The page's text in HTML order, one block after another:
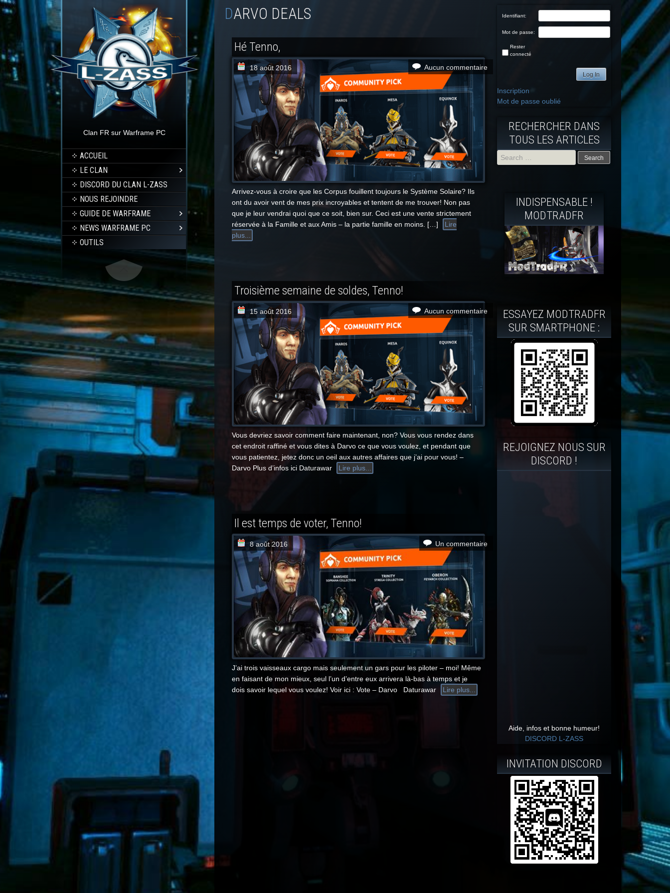
Clan FR sur Warframe PC
ACCUEIL
LE CLAN
DISCORD DU CLAN L-ZASS
NOUS REJOINDRE
GUIDE DE WARFRAME
NEWS WARFRAME PC
OUTILS
DARVO DEALS
Hé Tenno,
18 août 2016 Aucun commentaire
Arrivez-vous à croire que les Corpus fouillent toujours le Système Solaire? Ils
ont du avoir vent de mes prix incroyables et tentent de me trouver! Non pas
que je leur vendrai quoi que ce soit, bien sur. Ceci est une vente strictement
réservée à la Famille et aux Amis – la partie famille en moins. […]
Lire
plus...
Troisième semaine de soldes, Tenno!
15 août 2016 Aucun commentaire
Vous devriez savoir comment faire maintenant, non? Vous vous rendez dans
cet endroit raffiné et vous dites à Darvo ce que vous voulez, et pendant que
vous patientez, jetez donc un oeil aux autres affaires que j’ai pour vous! –
Darvo Plus d’infos ici Daturawar
Lire plus...
Il est temps de voter, Tenno!
8 août 2016 Un commentaire
J’ai trois vaisseaux cargo mais seulement un gars pour les piloter – moi! Même
en faisant de mon mieux, seul l’un d’entre eux arrivera là-bas à temps et je
dois savoir lequel vous voulez! Voir ici : Vote – Darvo Daturawar
Lire plus...
Identifiant:
Mot de passe:
Rester
connecté
Log In
Inscription
Mot de passe oublié
RECHERCHER DANS
TOUS LES ARTICLES
INDISPENSABLE !
MODTRADFR
ESSAYEZ MODTRADFR
SUR SMARTPHONE :
REJOIGNEZ NOUS SUR
DISCORD !
Aide, infos et bonne humeur!
DISCORD L-ZASS
INVITATION DISCORD